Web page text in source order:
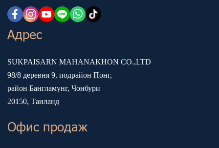
Адрес
SUKPAISARN MAHANAKHON CO.,LTD
98/8 деревня 9, подрайон Понг,
район Бангламунг, Чонбури
20150, Таиланд
Офис продаж